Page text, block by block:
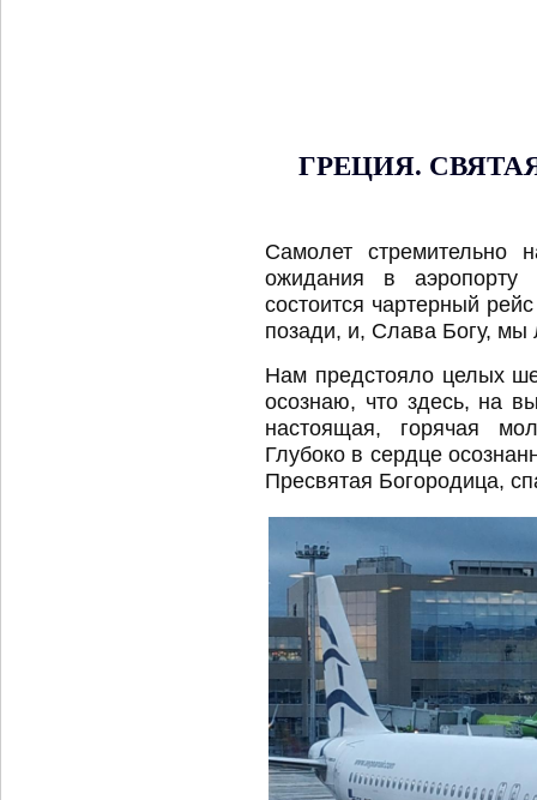
ГРЕЦИЯ.
Самолет стремительно
ожидания в
состоится чартерный
позади, и, Слава Богу, мы
Нам предстояло целых
осознаю, что здесь, на
настоящая, горячая
Глубоко в сердце
Пресвятая Богородица,